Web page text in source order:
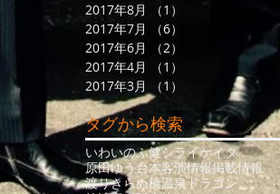
2017年8月
（1）
1件の記事
2017年7月
（6）
2017年6月
（2）
2017年4月
（1）
2017年3月
（1） 1件の記事
タグから検索
いわいのふ健シライケイタ
原田ゆう台本客演情報掲載情報
渡りきらぬ橋温泉ドラゴン